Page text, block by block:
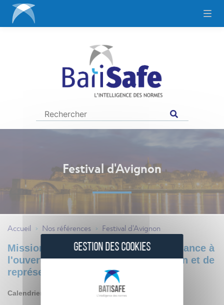
Festival d'Avignon
Accueil > Nos références > Festival d'Avignon
Missions confiées à BatiSafe : assistance à
l'ouverture des lieux de manifestation et de
représentation artistiques.
Calendrier : mai 2021 - juillet 2021
GESTION DES COOKIES